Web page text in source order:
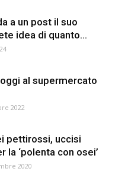
a un post il suo
idea di quanto...
al supermercato
2022
pettirossi, uccisi
la ‘polenta con osei’
2020